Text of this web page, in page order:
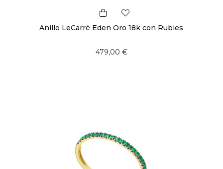
Anillo LeCarré Eden Oro 18k con Rubies
479,00 €